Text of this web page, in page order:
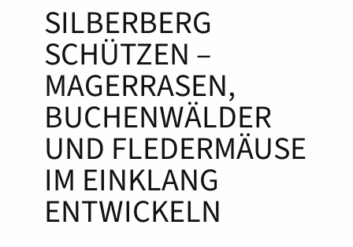
SILBERBERG
SCHÜTZEN –
MAGERRASEN,
BUCHENWÄLDER
UND FLEDERMÄUSE
IM EINKLANG
ENTWICKELN